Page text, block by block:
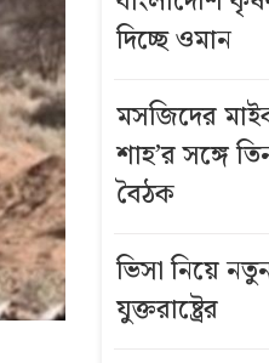
দিচ্ছে ওমান
মসজিদের
শাহ’র সঙ্গে
বৈঠক
ভিসা নিয়ে
যুক্তরাষ্ট্রের